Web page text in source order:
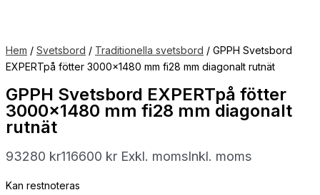
Hem / Svetsbord / Traditionella svetsbord / GPPH Svetsbord
EXPERTpå fötter 3000×1480 mm fi28 mm diagonalt rutnät
GPPH Svetsbord EXPERTpå fötter
3000×1480 mm fi28 mm diagonalt
rutnät
93280 kr116600 kr Exkl. momsInkl. moms
Kan restnoteras